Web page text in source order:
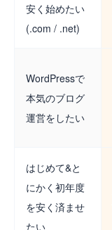
安く始めたい
(.com / .net)
WordPressで
本気のブログ
運営をしたい
はじめて&と
にかく初年度
を安く済ませ
たい